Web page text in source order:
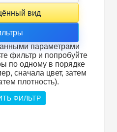
вид
параметрами
фильтр и попробуйте
по одному в порядке
сначала цвет, затем
плотность).
ФИЛЬТР